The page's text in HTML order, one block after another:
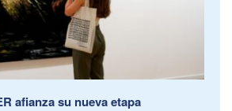
afianza su nueva etapa